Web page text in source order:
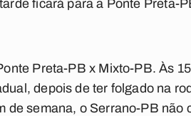
ficará para a Ponte Preta-
Preta-PB x Mixto-PB. Às
depois de ter folgado na
semana, o Serrano-PB não